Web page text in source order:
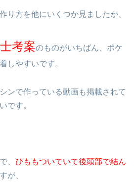
り方を他にいくつか見ましたが、
考案のものがいちばん、ポケ
しやすいです。
ンで作っている動画も掲載されて
です。
で、 ひももついていて後頭部で結ん
が、